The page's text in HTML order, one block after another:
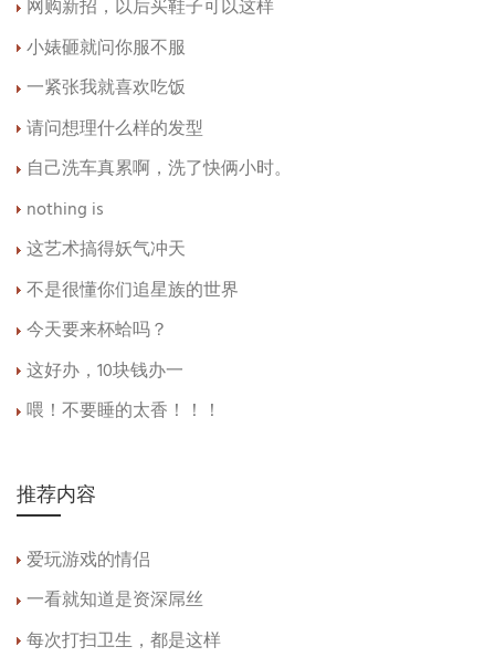
网购新招，以后买鞋子可以这样
小婊砸就问你服不服
一紧张我就喜欢吃饭
请问想理什么样的发型
自己洗车真累啊，洗了快俩小时。
nothing is
这艺术搞得妖气冲天
不是很懂你们追星族的世界
今天要来杯蛤吗？
这好办，10块钱办一
喂！不要睡的太香！！！
推荐内容
爱玩游戏的情侣
一看就知道是资深屌丝
每次打扫卫生，都是这样